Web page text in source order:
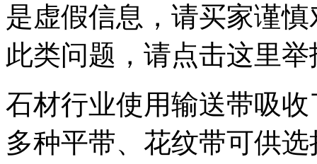
是虚假信息，请买家谨
此类问题，请点击这里举
石材行业使用输送带吸
多种平带、花纹带可供